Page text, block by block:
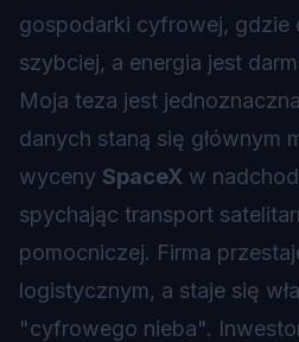
gospodarki cyfrowej, gdzie
szybciej, a energia jest
Moja teza jest
danych staną się głównym
wyceny SpaceX w
spychając transport
pomocniczej. Firma
logistycznym, a staje się
"cyfrowego nieba".